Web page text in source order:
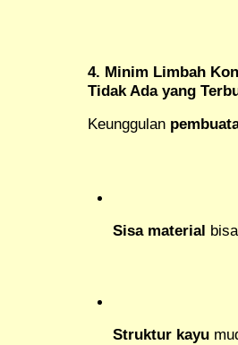
4. Minim Limbah
Tidak Ada yang
Keunggulan
Sisa material
Struktur kayu